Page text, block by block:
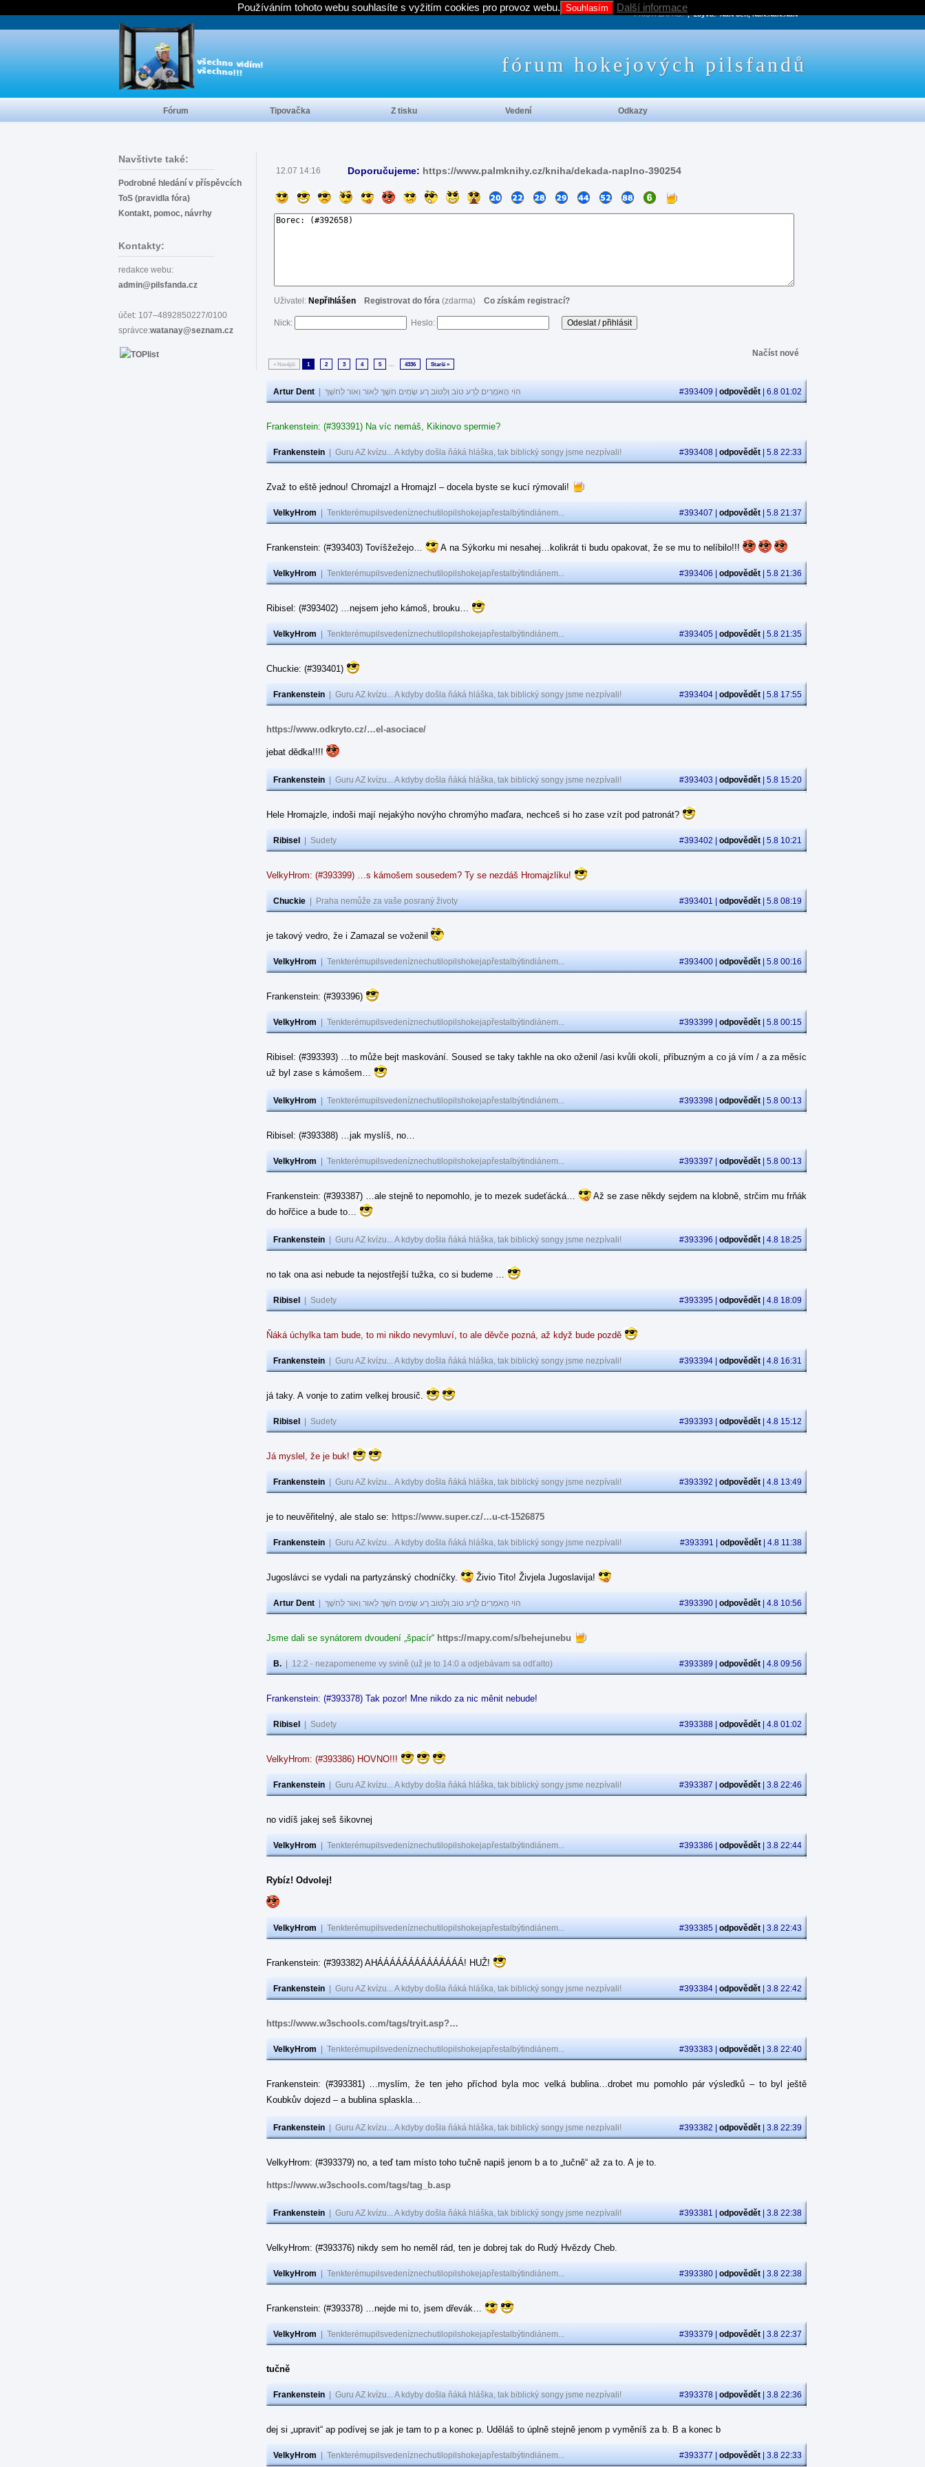
Navštivte také:
Podrobné hledání v příspěvcích
ToS (pravidla fóra)
Kontakt, pomoc, návrhy
Kontakty:
redakce webu:
admin@pilsfanda.cz
účet: 107–4892850227/0100
správce:watanay@seznam.cz
12.07 14:16 Doporučujeme: https://www.palmknihy.cz/kniha/dekada-naplno-390254
Uživatel: Nepřihlášen Registrovat do fóra (zdarma) Co získám registrací?
Nick: Heslo:
Načíst nové
« Novější 1 2 3 4 5 ... 4336 Starší »
Artur Dent הוֹי הָאֹמְרִים לָרַע טוֹב וְלַטּוֹב רָע שָׂמִים חֹשֶׁךְ לְאוֹר וְאוֹר לְחֹשֶׁךְ #393409 | odpovědět | 6.8 01:02
Frankenstein: (#393391) Na víc nemáš, Kikinovo spermie?
Frankenstein Guru AZ kvízu... A kdyby došla ňáká hláška, tak biblický songy jsme nezpívali! #393408 | odpovědět | 5.8 22:33
Zvaž to eště jednou! Chromajzl a Hromajzl – docela byste se kucí rýmovali!
VelkyHrom Tenkterémupilsvedeníznechutilopilshokejapřestalbýtindiánem... #393407 | odpovědět | 5.8 21:37
Frankenstein: (#393403) Tovíšžežejo… A na Sýkorku mi nesahej…kolikrát ti budu opakovat, že se mu to nelíbilo!!!
VelkyHrom Tenkterémupilsvedeníznechutilopilshokejapřestalbýtindiánem... #393406 | odpovědět | 5.8 21:36
Ribisel: (#393402) …nejsem jeho kámoš, brouku…
VelkyHrom Tenkterémupilsvedeníznechutilopilshokejapřestalbýtindiánem... #393405 | odpovědět | 5.8 21:35
Chuckie: (#393401)
Frankenstein Guru AZ kvízu... A kdyby došla ňáká hláška, tak biblický songy jsme nezpívali! #393404 | odpovědět | 5.8 17:55
https://www.odkryto.cz/…el-asociace/
jebat dědka!!!!
Frankenstein Guru AZ kvízu... A kdyby došla ňáká hláška, tak biblický songy jsme nezpívali! #393403 | odpovědět | 5.8 15:20
Hele Hromajzle, indoši mají nejakýho novýho chromýho maďara, nechceš si ho zase vzít pod patronát?
Ribisel Sudety #393402 | odpovědět | 5.8 10:21
VelkyHrom: (#393399) …s kámošem sousedem? Ty se nezdáš Hromajzlíku!
Chuckie Praha nemůže za vaše posraný životy #393401 | odpovědět | 5.8 08:19
je takový vedro, že i Zamazal se voženil
VelkyHrom Tenkterémupilsvedeníznechutilopilshokejapřestalbýtindiánem... #393400 | odpovědět | 5.8 00:16
Frankenstein: (#393396)
VelkyHrom Tenkterémupilsvedeníznechutilopilshokejapřestalbýtindiánem... #393399 | odpovědět | 5.8 00:15
Ribisel: (#393393) …to může bejt maskování. Soused se taky takhle na oko oženil /asi kvůli okolí, příbuzným a co já vím / a za měsíc
už byl zase s kámošem…
VelkyHrom Tenkterémupilsvedeníznechutilopilshokejapřestalbýtindiánem... #393398 | odpovědět | 5.8 00:13
Ribisel: (#393388) …jak myslíš, no…
VelkyHrom Tenkterémupilsvedeníznechutilopilshokejapřestalbýtindiánem... #393397 | odpovědět | 5.8 00:13
Frankenstein: (#393387) …ale stejně to nepomohlo, je to mezek sudeťácká…
Až se zase někdy sejdem na klobně, strčim mu frňák
do hořčice a bude to…
Frankenstein Guru AZ kvízu... A kdyby došla ňáká hláška, tak biblický songy jsme nezpívali! #393396 | odpovědět | 4.8 18:25
no tak ona asi nebude ta nejostřejší tužka, co si budeme …
Ribisel Sudety #393395 | odpovědět | 4.8 18:09
Ňáká úchylka tam bude, to mi nikdo nevymluví, to ale děvče pozná, až když bude pozdě
Frankenstein Guru AZ kvízu... A kdyby došla ňáká hláška, tak biblický songy jsme nezpívali! #393394 | odpovědět | 4.8 16:31
já taky. A vonje to zatim velkej brousič.
Ribisel Sudety #393393 | odpovědět | 4.8 15:12
Já myslel, že je buk!
Frankenstein Guru AZ kvízu... A kdyby došla ňáká hláška, tak biblický songy jsme nezpívali! #393392 | odpovědět | 4.8 13:49
je to neuvěřitelný, ale stalo se: https://www.super.cz/…u-ct-1526875
Frankenstein Guru AZ kvízu... A kdyby došla ňáká hláška, tak biblický songy jsme nezpívali! #393391 | odpovědět | 4.8 11:38
Jugoslávci se vydali na partyzánský chodníčky. Živio Tito! Živjela Jugoslavija!
Artur Dent הוֹי הָאֹמְרִים לָרַע טוֹב וְלַטּוֹב רָע שָׂמִים חֹשֶׁךְ לְאוֹר וְאוֹר לְחֹשֶׁךְ #393390 | odpovědět | 4.8 10:56
Jsme dali se synátorem dvoudení „špacír“ https://mapy.com/s/behejunebu
B. 12:2 - nezapomeneme vy svině (už je to 14:0 a odjebávam sa odťalto) #393389 | odpovědět | 4.8 09:56
Frankenstein: (#393378) Tak pozor! Mne nikdo za nic měnit nebude!
Ribisel Sudety #393388 | odpovědět | 4.8 01:02
VelkyHrom: (#393386) HOVNO!!!
Frankenstein Guru AZ kvízu... A kdyby došla ňáká hláška, tak biblický songy jsme nezpívali! #393387 | odpovědět | 3.8 22:46
no vidíš jakej seš šikovnej
VelkyHrom Tenkterémupilsvedeníznechutilopilshokejapřestalbýtindiánem... #393386 | odpovědět | 3.8 22:44
Rybíz! Odvolej!
VelkyHrom Tenkterémupilsvedeníznechutilopilshokejapřestalbýtindiánem... #393385 | odpovědět | 3.8 22:43
Frankenstein: (#393382) AHÁÁÁÁÁÁÁÁÁÁÁÁÁÁ! HUŽ!
Frankenstein Guru AZ kvízu... A kdyby došla ňáká hláška, tak biblický songy jsme nezpívali! #393384 | odpovědět | 3.8 22:42
https://www.w3schools.com/tags/tryit.asp?…
VelkyHrom Tenkterémupilsvedeníznechutilopilshokejapřestalbýtindiánem... #393383 | odpovědět | 3.8 22:40
Frankenstein: (#393381) …myslím, že ten jeho příchod byla moc velká bublina…drobet mu pomohlo pár výsledků – to byl ještě
Koubkův dojezd – a bublina splaskla…
Frankenstein Guru AZ kvízu... A kdyby došla ňáká hláška, tak biblický songy jsme nezpívali! #393382 | odpovědět | 3.8 22:39
VelkyHrom: (#393379) no, a teď tam místo toho tučně napiš jenom b a to „tučně“ až za to. A je to.
https://www.w3schools.com/tags/tag_b.asp
Frankenstein Guru AZ kvízu... A kdyby došla ňáká hláška, tak biblický songy jsme nezpívali! #393381 | odpovědět | 3.8 22:38
VelkyHrom: (#393376) nikdy sem ho neměl rád, ten je dobrej tak do Rudý Hvězdy Cheb.
VelkyHrom Tenkterémupilsvedeníznechutilopilshokejapřestalbýtindiánem... #393380 | odpovědět | 3.8 22:38
Frankenstein: (#393378) …nejde mi to, jsem dřevák…
VelkyHrom Tenkterémupilsvedeníznechutilopilshokejapřestalbýtindiánem... #393379 | odpovědět | 3.8 22:37
tučně
Frankenstein Guru AZ kvízu... A kdyby došla ňáká hláška, tak biblický songy jsme nezpívali! #393378 | odpovědět | 3.8 22:36
dej si „upravit“ ap podívej se jak je tam to p a konec p. Uděláš to úplně stejně jenom p vyměníš za b. B a konec b
VelkyHrom Tenkterémupilsvedeníznechutilopilshokejapřestalbýtindiánem... #393377 | odpovědět | 3.8 22:33
PRÍŠTÍ ZÁPAS:, zbývá:NaN den, NaN:NaN:NaN
fórum hokejových pilsfandů
Fórum Tipovačka Z tisku Vedení Odkazy
Používáním tohoto webu souhlasíte s vyžitím cookies pro provoz webu. Souhlasím Další informace